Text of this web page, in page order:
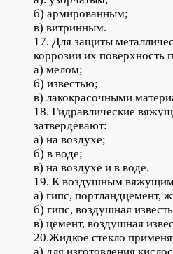
б) армированным;
в) витринным.
17. Для защиты
коррозии их поверхность
а) мелом;
б) известью;
в) лакокрасочными
18. Гидравлические
затвердевают:
а) на воздухе;
б) в воде;
в) на воздухе и в воде.
19. К воздушным вяжущим
а) гипс, портландцемент,
б) гипс, воздушная
в) цемент, воздушная
20.Жидкое стекло